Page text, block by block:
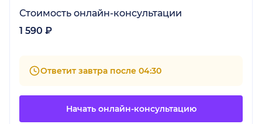
Стоимость онлайн-консультации
1 590 ₽
Ответит завтра после 04:30
Начать онлайн-консультацию